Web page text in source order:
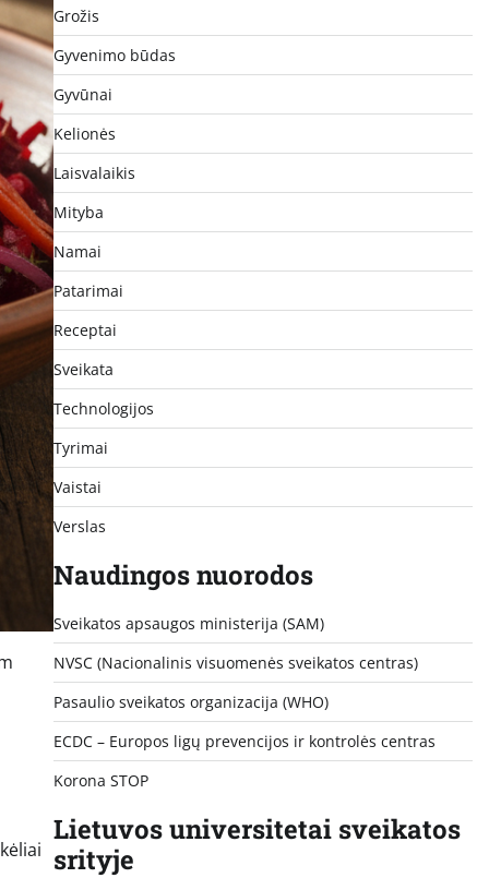
Grožis
Gyvenimo būdas
Gyvūnai
Kelionės
Laisvalaikis
Mityba
Namai
Patarimai
Receptai
Sveikata
Technologijos
Tyrimai
Vaistai
Verslas
Naudingos nuorodos
Sveikatos apsaugos ministerija (SAM)
NVSC (Nacionalinis visuomenės sveikatos centras)
Pasaulio sveikatos organizacija (WHO)
ECDC – Europos ligų prevencijos ir kontrolės centras
Korona STOP
Lietuvos universitetai sveikatos
srityje